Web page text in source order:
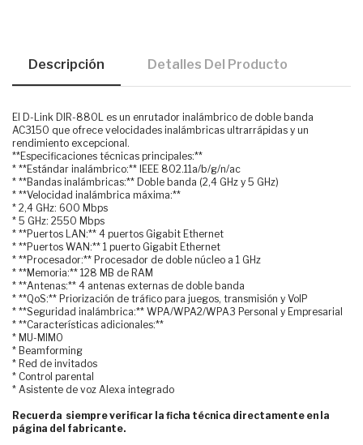
Descripción Detalles Del Producto
El D-Link DIR-880L es un enrutador inalámbrico de doble banda
AC3150 que ofrece velocidades inalámbricas ultrarrápidas y un
rendimiento excepcional.
**Especificaciones técnicas principales:**
* **Estándar inalámbrico:** IEEE 802.11a/b/g/n/ac
* **Bandas inalámbricas:** Doble banda (2,4 GHz y 5 GHz)
* **Velocidad inalámbrica máxima:**
* 2,4 GHz: 600 Mbps
* 5 GHz: 2550 Mbps
* **Puertos LAN:** 4 puertos Gigabit Ethernet
* **Puertos WAN:** 1 puerto Gigabit Ethernet
* **Procesador:** Procesador de doble núcleo a 1 GHz
* **Memoria:** 128 MB de RAM
* **Antenas:** 4 antenas externas de doble banda
* **QoS:** Priorización de tráfico para juegos, transmisión y VoIP
* **Seguridad inalámbrica:** WPA/WPA2/WPA3 Personal y Empresarial
* **Características adicionales:**
* MU-MIMO
* Beamforming
* Red de invitados
* Control parental
* Asistente de voz Alexa integrado
Recuerda siempre verificar la ficha técnica directamente en la
página del fabricante.